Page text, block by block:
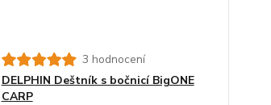
3 hodnocení
DELPHIN Deštník s bočnicí BigONE
CARP